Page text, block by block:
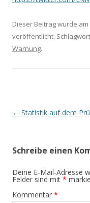
Dieser Beitrag wurde am
veröffentlicht.
Warnung.
Beitrags-
← Statistik auf dem
Schreibe einen
Deine E-Mail-Adresse
Felder sind mit *
Kommentar *